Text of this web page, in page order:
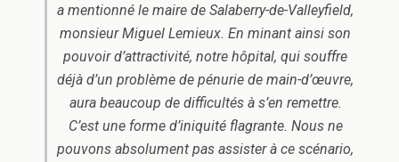
a mentionné le maire de Salaberry-de-Valleyfield,
monsieur Miguel Lemieux. En minant ainsi son
pouvoir d’attractivité, notre hôpital, qui souffre
déjà d’un problème de pénurie de main-d’œuvre,
aura beaucoup de difficultés à s’en remettre.
C’est une forme d’iniquité flagrante. Nous ne
pouvons absolument pas assister à ce scénario,